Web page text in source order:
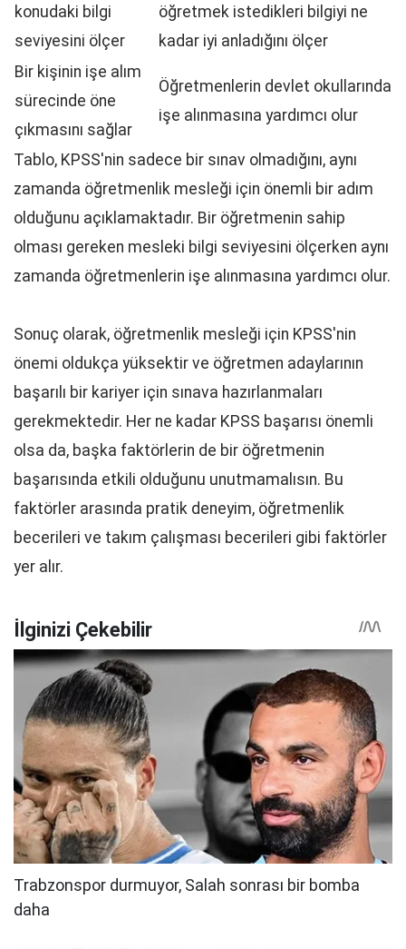
konudaki bilgi
seviyesini ölçer
öğretmek istedikleri bilgiyi ne
kadar iyi anladığını ölçer
Bir kişinin işe alım
sürecinde öne
çıkmasını sağlar
Öğretmenlerin devlet okullarında
işe alınmasına yardımcı olur
Tablo, KPSS'nin sadece bir sınav olmadığını, aynı
zamanda öğretmenlik mesleği için önemli bir adım
olduğunu açıklamaktadır. Bir öğretmenin sahip
olması gereken mesleki bilgi seviyesini ölçerken aynı
zamanda öğretmenlerin işe alınmasına yardımcı olur.
Sonuç olarak, öğretmenlik mesleği için KPSS'nin
önemi oldukça yüksektir ve öğretmen adaylarının
başarılı bir kariyer için sınava hazırlanmaları
gerekmektedir. Her ne kadar KPSS başarısı önemli
olsa da, başka faktörlerin de bir öğretmenin
başarısında etkili olduğunu unutmamalısın. Bu
faktörler arasında pratik deneyim, öğretmenlik
becerileri ve takım çalışması becerileri gibi faktörler
yer alır.